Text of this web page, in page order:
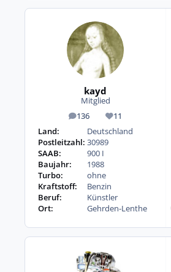
kayd
Mitglied
136
Beiträge 11
Reputation
Land:
Deutschland
Postleitzahl: 30989
SAAB:
900 I
Baujahr:
1988
Turbo:
ohne
Kraftstoff:
Benzin
Beruf:
Künstler
Ort:
Gehrden-Lenthe